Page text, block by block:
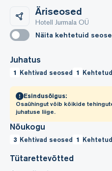
Äriseosed
Hotell Jurmala OÜ
Näita kehtetuid
Juhatus
1 Kehtivad seosed 1
Esindusõigus:
Osaühingut võib kõikide
juhatuse liige.
Nõukogu
3 Kehtivad seosed 1
Tütarettevõtted